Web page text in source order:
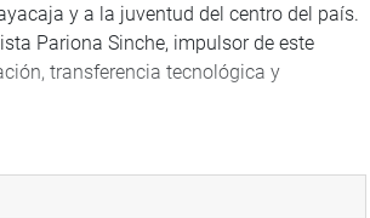
y a la juventud del centro del país.
Pariona Sinche, impulsor de este
transferencia tecnológica y
tecnológica por parte del sector